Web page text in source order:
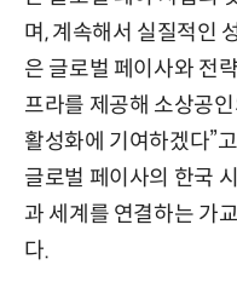
며, 계속해서 실질적인
은 글로벌 페이사와 전
프라를 제공해 소상공
활성화에 기여하겠다”
글로벌 페이사의 한국
과 세계를 연결하는 가
다.